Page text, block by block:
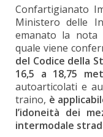
Confartigianato
Ministero delle
emanato la nota
quale viene
del Codice della
16,5 a 18,75
autoarticolati e
traino, è
l’idoneità dei
intermodale